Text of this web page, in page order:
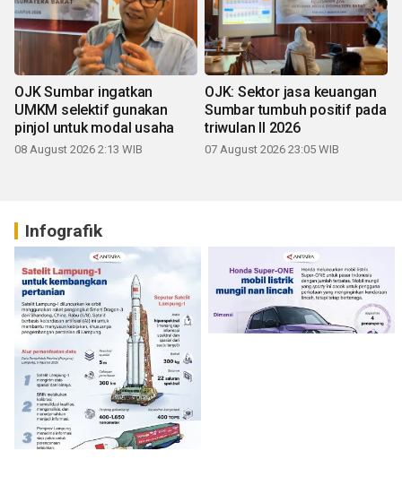
OJK Sumbar ingatkan
UMKM selektif gunakan
pinjol untuk modal usaha
08 August 2026 2:13 WIB
OJK: Sektor jasa keuangan
Sumbar tumbuh positif pada
triwulan II 2026
07 August 2026 23:05 WIB
Infografik